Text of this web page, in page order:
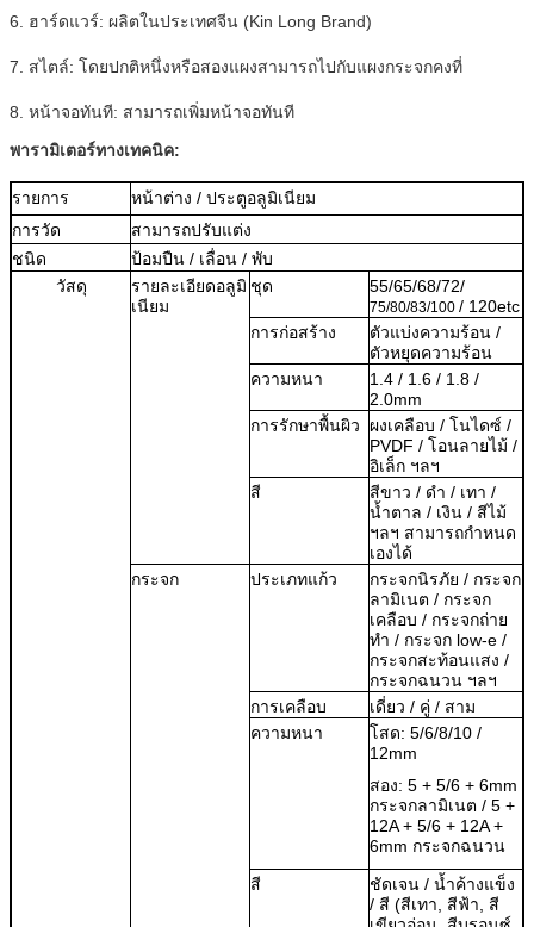
6. ฮาร์ดแวร์: ผลิตในประเทศจีน (Kin Long Brand)
7. สไตล์: โดยปกติหนึ่งหรือสองแผงสามารถไปกับแผงกระจกคงที่
8. หน้าจอทันที: สามารถเพิ่มหน้าจอทันที
พารามิเตอร์ทางเทคนิค:
รายการ
หน้าต่าง / ประตูอลูมิเนียม
การวัด
สามารถปรับแต่ง
ชนิด
ป้อมปืน / เลื่อน / พับ
วัสดุ
รายละเอียดอลูมิ
เนียม
ชุด 55/65/68/72/
75/80/83/100 / 120etc
การก่อสร้าง
ตัวแบ่งความร้อน /
ตัวหยุดความร้อน
ความหนา
1.4 / 1.6 / 1.8 /
2.0mm
การรักษาพื้นผิว
ผงเคลือบ / โนไดซ์ /
PVDF / โอนลายไม้ /
อิเล็ก ฯลฯ
สี
สีขาว / ดำ / เทา /
น้ำตาล / เงิน / สีไม้
ฯลฯ สามารถกำหนด
เองได้
กระจก
ประเภทแก้ว
กระจกนิรภัย / กระจก
ลามิเนต / กระจก
เคลือบ / กระจกถ่าย
ทำ / กระจก low-e /
กระจกสะท้อนแสง /
กระจกฉนวน ฯลฯ
การเคลือบ
เดี่ยว / คู่ / สาม
ความหนา
โสด: 5/6/8/10 /
12mm
สอง: 5 + 5/6 + 6mm
กระจกลามิเนต / 5 +
12A + 5/6 + 12A +
6mm กระจกฉนวน
สี
ชัดเจน / น้ำค้างแข็ง
/ สี (สีเทา, สีฟ้า, สี